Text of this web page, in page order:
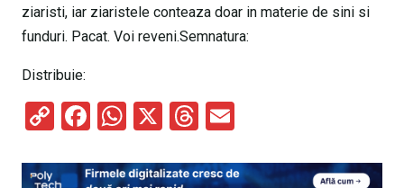
ziaristi, iar ziaristele conteaza doar in materie de sini si
funduri. Pacat. Voi reveni.Semnatura:
Distribuie:
C
py
F
ce
W
at
X
T
e
ail